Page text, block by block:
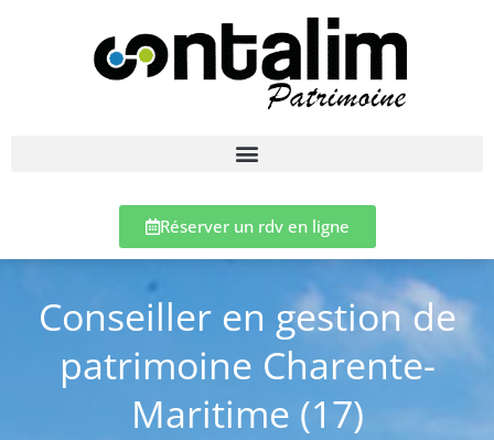
Réserver un rdv en ligne
Conseiller en gestion de
patrimoine Charente-
Maritime (17)